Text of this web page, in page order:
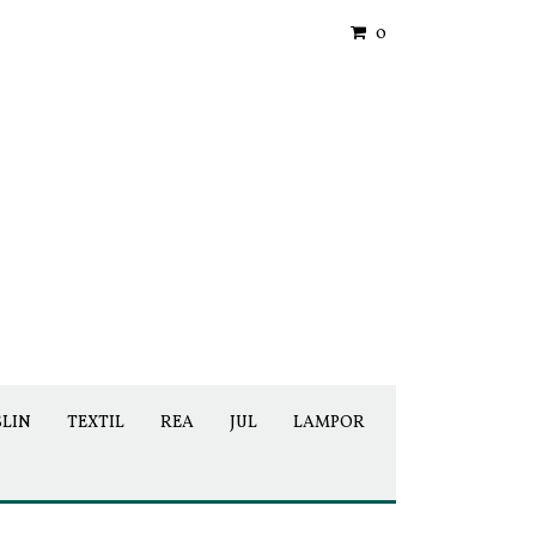
0
TEXTIL REA JUL LAMPOR